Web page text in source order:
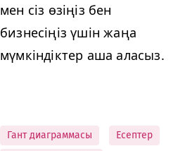
мен сіз өзіңіз бен
бизнесіңіз үшін жаңа
мүмкіндіктер аша аласыз.
Гант диаграммасы
Есептер